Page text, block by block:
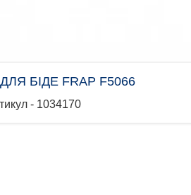
БІДЕ FRAP F5066
- 1034170